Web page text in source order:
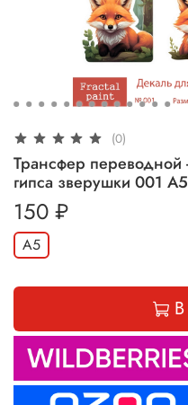
(0)
Трансфер переводной
гипса зверушки 001 А5
150 ₽
А5